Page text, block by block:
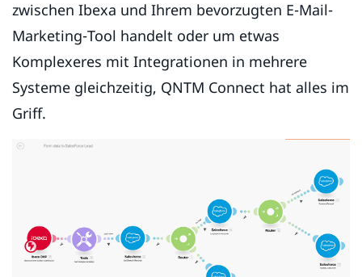
zwischen Ibexa und Ihrem bevorzugten E-Mail-
Marketing-Tool handelt oder um etwas
Komplexeres mit Integrationen in mehrere
Systeme gleichzeitig, QNTM Connect hat alles im
Griff.